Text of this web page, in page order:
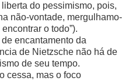
do pessimismo, pois,
não-vontade, mergulhamo-
o todo”).
encantamento da
de Nietzsche não há de
de seu tempo.
cessa, mas o foco